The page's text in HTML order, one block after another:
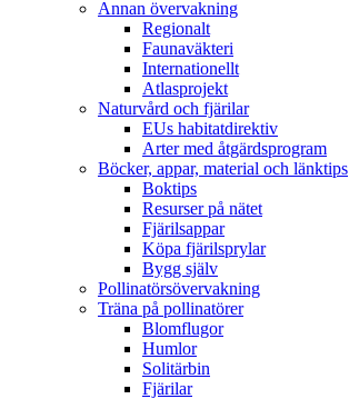
Annan övervakning
Regionalt
Faunaväkteri
Internationellt
Atlasprojekt
Naturvård och fjärilar
EUs habitatdirektiv
Arter med åtgärdsprogram
Böcker, appar, material och länktips
Boktips
Resurser på nätet
Fjärilsappar
Köpa fjärilsprylar
Bygg själv
Pollinatörsövervakning
Träna på pollinatörer
Blomflugor
Humlor
Solitärbin
Fjärilar